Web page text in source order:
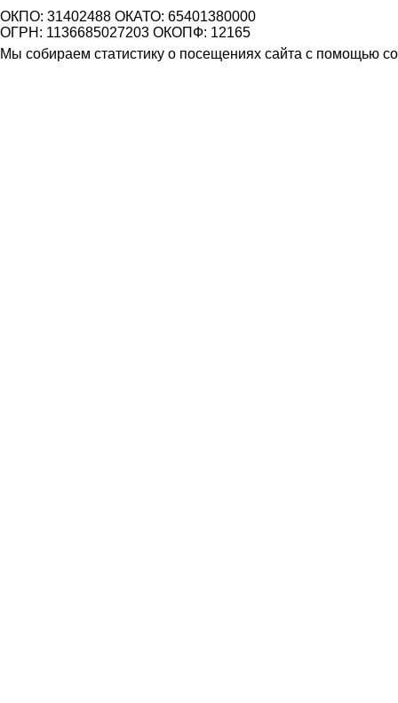
ОКПО: 31402488 ОКАТО: 65401380000
ОГРН: 1136685027203 ОКОПФ: 12165
Мы собираем статистику о посещениях сайта с помощью